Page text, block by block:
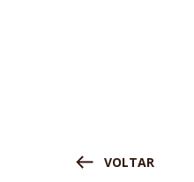
VOLTAR